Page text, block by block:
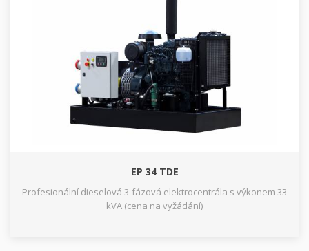
EP 34 TDE
Profesionální dieselová 3-fázová elektrocentrála s výkonem 33
kVA (cena na vyžádání)